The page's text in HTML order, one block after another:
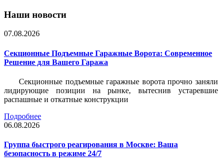
Наши новости
07.08.2026
Секционные Подъемные Гаражные Ворота: Современное
Решение для Вашего Гаража
Секционные подъемные гаражные ворота прочно заняли
лидирующие позиции на рынке, вытеснив устаревшие
распашные и откатные конструкции
Подробнее
06.08.2026
Группа быстрого реагирования в Москве: Ваша
безопасность в режиме 24/7